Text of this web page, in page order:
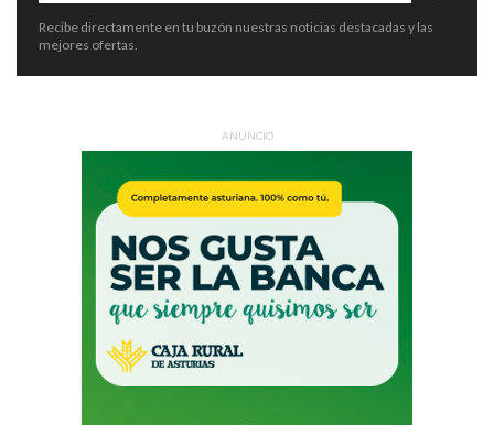
Recibe directamente en tu buzón nuestras noticias destacadas y las
mejores ofertas.
ANUNCIO